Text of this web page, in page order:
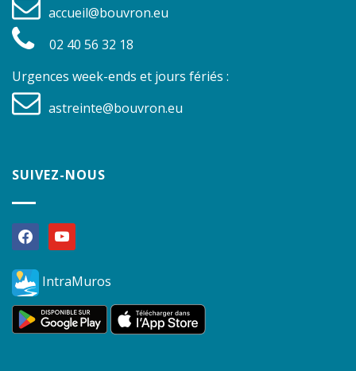
accueil@bouvron.eu
02 40 56 32 18
Urgences week-ends et jours fériés :
astreinte@bouvron.eu
SUIVEZ-NOUS
facebookyoutube
IntraMuros